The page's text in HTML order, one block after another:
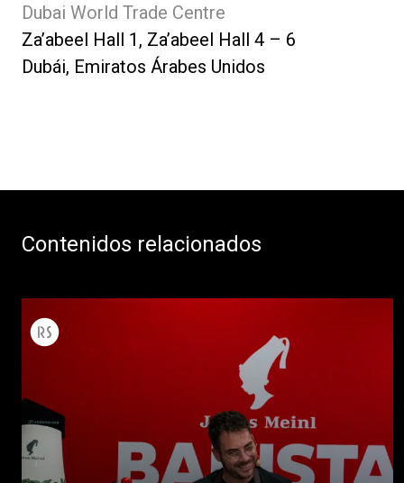
Dubai World Trade Centre
Za’abeel Hall 1, Za’abeel Hall 4 – 6
Dubái, Emiratos Árabes Unidos
Contenidos relacionados